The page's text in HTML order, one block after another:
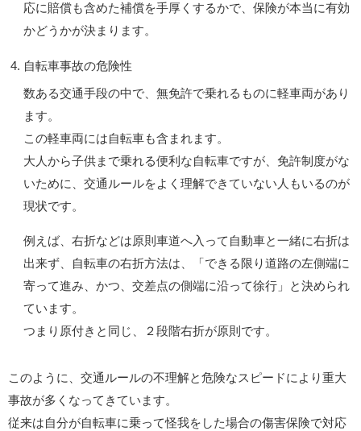
応に賠償も含めた補償を手厚くするかで、保険が本当に有効
かどうかが決まります。
自転車事故の危険性
数ある交通手段の中で、無免許で乗れるものに軽車両があり
ます。
この軽車両には自転車も含まれます。
大人から子供まで乗れる便利な自転車ですが、免許制度がな
いために、交通ルールをよく理解できていない人もいるのが
現状です。
例えば、右折などは原則車道へ入って自動車と一緒に右折は
出来ず、自転車の右折方法は、「できる限り道路の左側端に
寄って進み、かつ、交差点の側端に沿って徐行」と決められ
ています。
つまり原付きと同じ、２段階右折が原則です。
このように、交通ルールの不理解と危険なスピードにより重大
事故が多くなってきています。
従来は自分が自転車に乗って怪我をした場合の傷害保険で対応